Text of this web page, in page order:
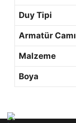
Duy Tipi
Armatür Camı
Malzeme
Boya